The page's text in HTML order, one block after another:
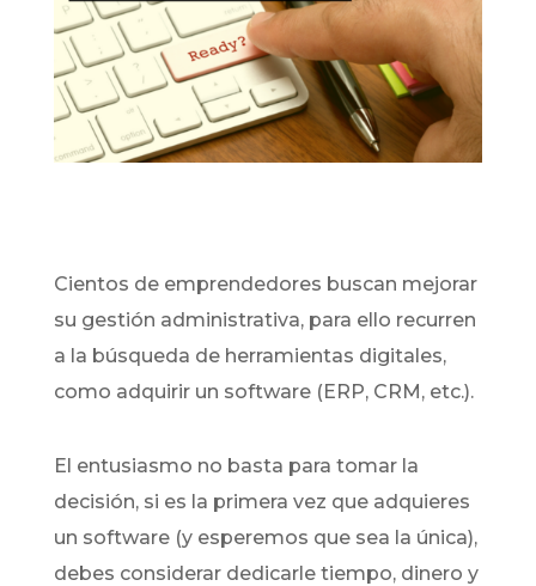
Cientos de emprendedores buscan mejorar
su gestión administrativa, para ello recurren
a la búsqueda de herramientas digitales,
como adquirir un software (ERP, CRM, etc.).
El entusiasmo no basta para tomar la
decisión, si es la primera vez que adquieres
un software (y esperemos que sea la única),
debes considerar dedicarle tiempo, dinero y